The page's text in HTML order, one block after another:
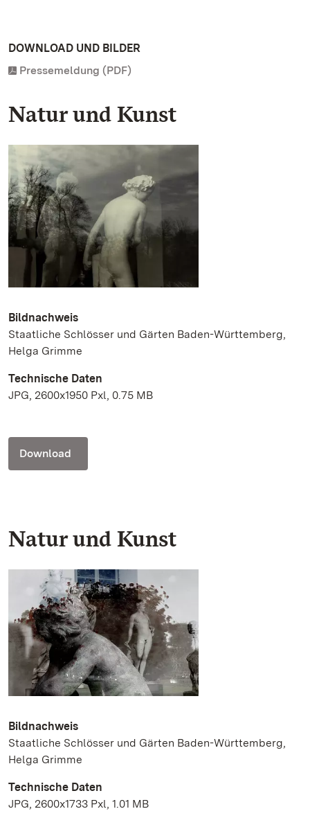
DOWNLOAD UND BILDER
Pressemeldung (PDF)
Natur und Kunst
Bildnachweis
Staatliche Schlösser und Gärten Baden-Württemberg,
Helga Grimme
Technische Daten
JPG, 2600x1950 Pxl, 0.75 MB
Download
Natur und Kunst
Bildnachweis
Staatliche Schlösser und Gärten Baden-Württemberg,
Helga Grimme
Technische Daten
JPG, 2600x1733 Pxl, 1.01 MB